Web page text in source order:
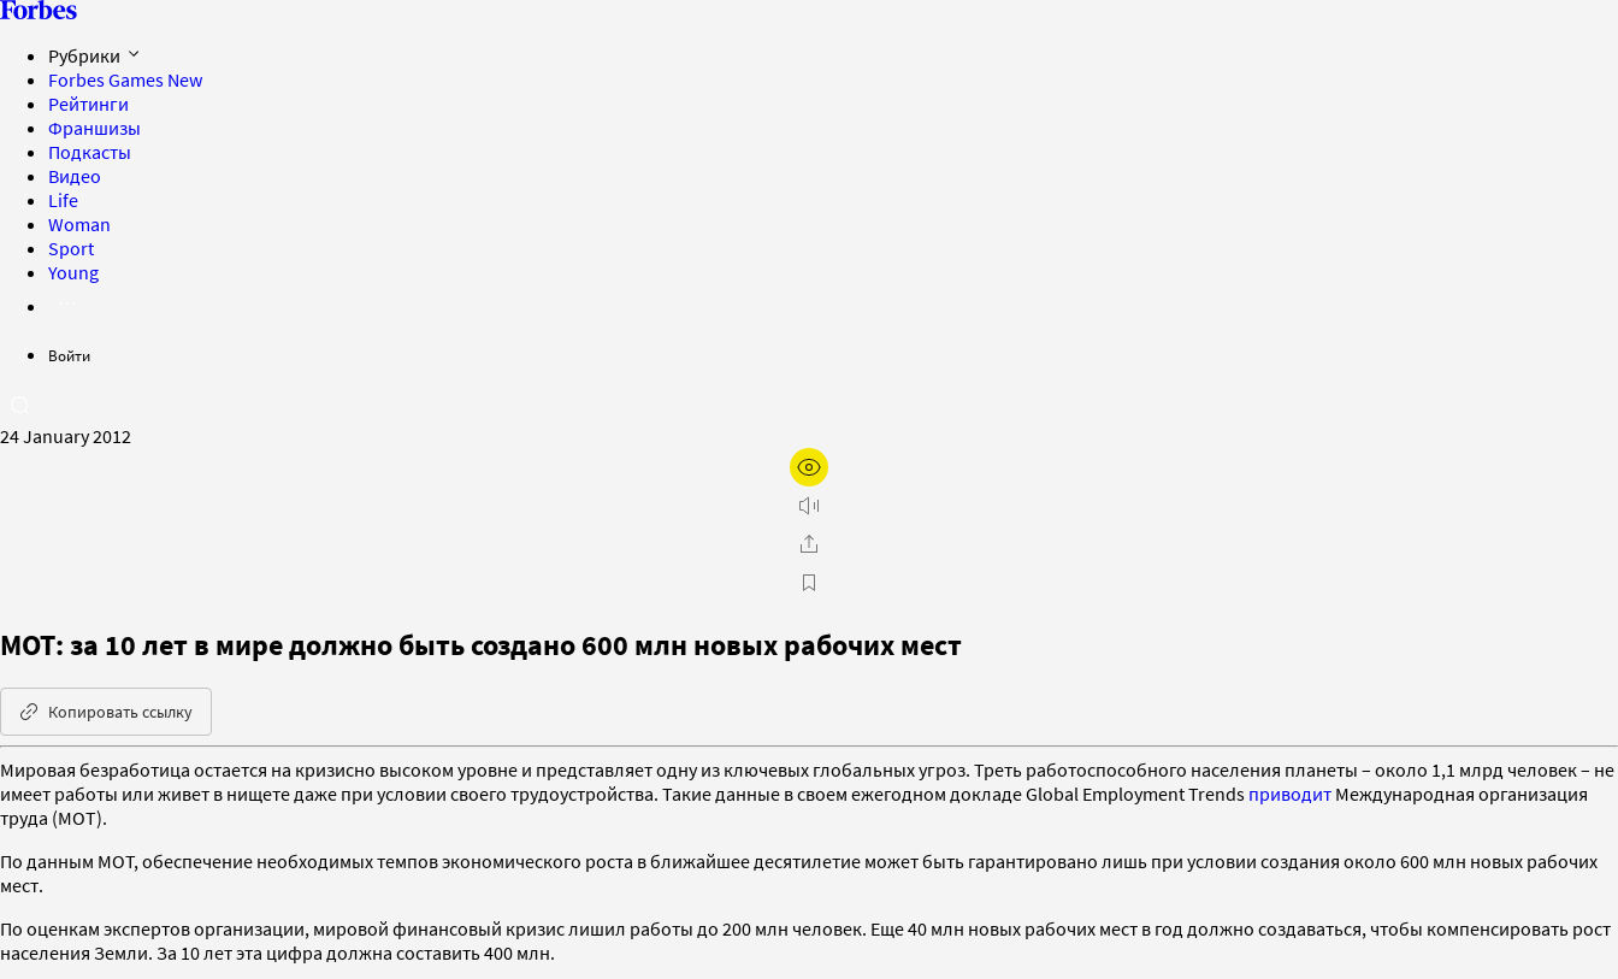
Рубрики
Forbes Games New
Рейтинги
Франшизы
Подкасты
Видео
Life
Woman
Sport
Young
Войти
24 January 2012
МОТ: за 10 лет в мире должно быть создано 600 млн новых рабочих мест
Копировать ссылку
Мировая безработица остается на кризисно высоком уровне и представляет одну из ключевых глобальных угроз. Треть работоспособного населения планеты – около 1,1 млрд человек – не
имеет работы или живет в нищете даже при условии своего трудоустройства. Такие данные в своем ежегодном докладе Global Employment Trends приводит Международная организация
труда (МОТ).
По данным МОТ, обеспечение необходимых темпов экономического роста в ближайшее десятилетие может быть гарантировано лишь при условии создания около 600 млн новых рабочих
мест.
По оценкам экспертов организации, мировой финансовый кризис лишил работы до 200 млн человек. Еще 40 млн новых рабочих мест в год должно создаваться, чтобы компенсировать рост
населения Земли. За 10 лет эта цифра должна составить 400 млн.